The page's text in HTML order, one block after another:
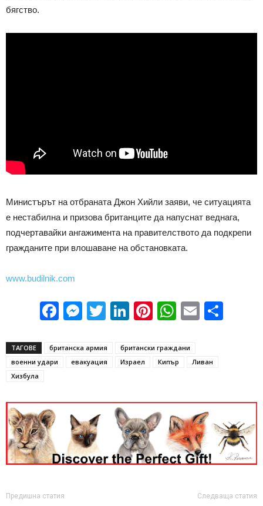
бягство.
Министърът на отбраната Джон Хийли заяви, че ситуацията
е нестабилна и призова британците да напуснат веднага,
подчертавайки ангажимента на правителството да подкрепи
гражданите при влошаване на обстановката.
www.budilnik.com
Facebook
Messenger
Twitter
LinkedIn
Pinterest
WhatsApp
Email
ТАГОВЕ британска армия
британски граждани
военни удари
евакуация Израел Кипър
Ливан
Хизбула
Предишна статия Следваща статия